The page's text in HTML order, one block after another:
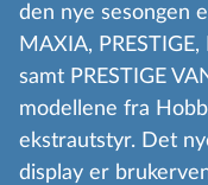
den nye sesongen
MAXIA, PRESTIGE,
samt PRESTIGE
modellene fra
ekstrautstyr. Det
display er